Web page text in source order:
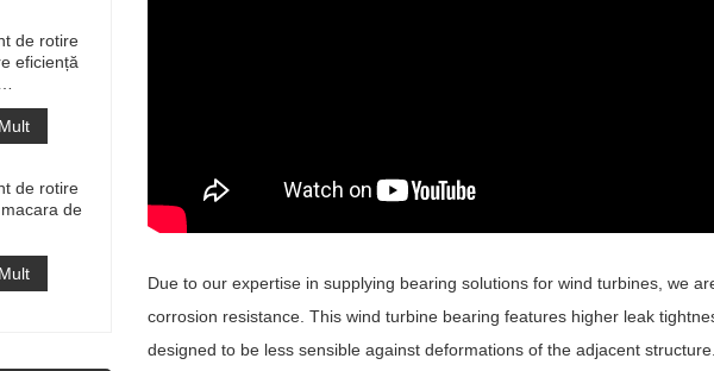
Due to our expertise in supplying bearing solutions for wind turbines, we
corrosion resistance. This wind turbine bearing features higher leak
designed to be less sensible against deformations of the adjacent structure.
de rotire
eficiență
de
de rotire
de